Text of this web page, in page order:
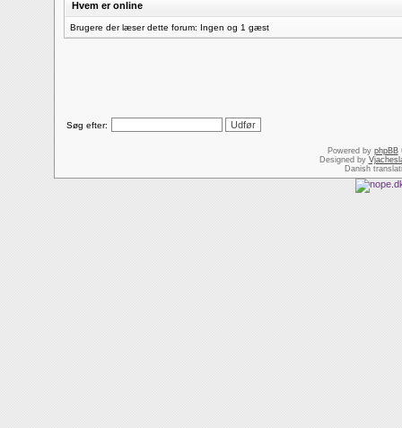
Hvem er online
Brugere der læser dette forum: Ingen og 1 gæst
Søg efter:
Powered by phpBB
Designed by
Danish